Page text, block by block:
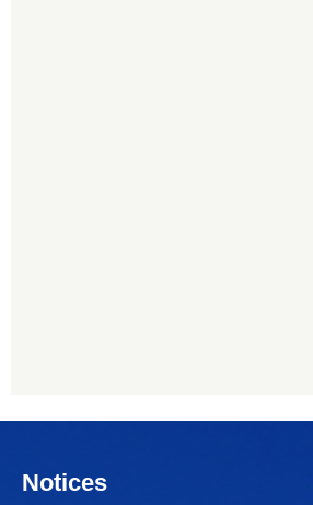
Notices